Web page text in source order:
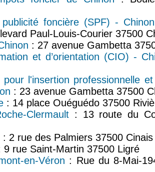
foncière (SPF) - Chinon
Paul-Louis-Courier 37500
: 27 avenue Gambetta
et d’orientation (CIO) -
pour l'insertion professionnelle
: 23 avenue Gambetta 37500
: 14 place Ouéguédo 37500
Clermault: 13 route du
: 2 rue des Palmiers 37500 Cinais
9 rue Saint-Martin 37500 Ligré
en-Véron : Rue du 8-Mai-